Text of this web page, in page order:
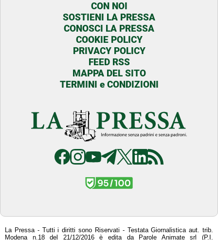
CON NOI
SOSTIENI LA PRESSA
CONOSCI LA PRESSA
COOKIE POLICY
PRIVACY POLICY
FEED RSS
MAPPA DEL SITO
TERMINI e CONDIZIONI
La Pressa - Tutti i diritti sono Riservati - Testata Giornalistica aut. trib.
Modena n.18 del 21/12/2016 è edita da Parole Animate srl (P.I.